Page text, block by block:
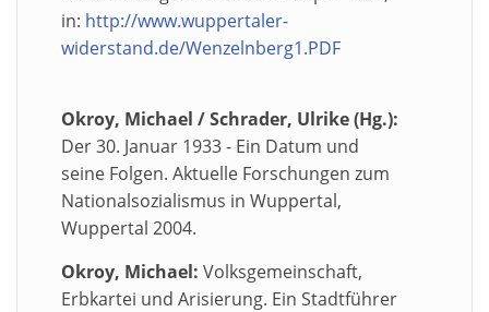
in: http://www.wuppertaler-
widerstand.de/Wenzelnberg1.PDF
Okroy, Michael / Schrader, Ulrike (Hg.):
Der 30. Januar 1933 - Ein Datum und
seine Folgen. Aktuelle Forschungen zum
Nationalsozialismus in Wuppertal,
Wuppertal 2004.
Okroy, Michael: Volksgemeinschaft,
Erbkartei und Arisierung. Ein Stadtführer